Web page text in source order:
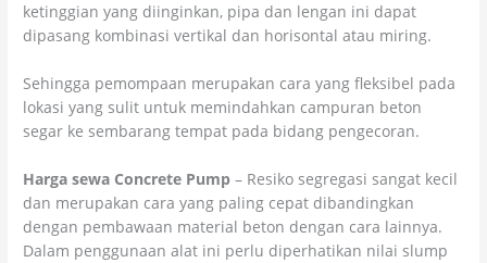
ketinggian yang diinginkan, pipa dan lengan ini dapat
dipasang kombinasi vertikal dan horisontal atau miring.
Sehingga pemompaan merupakan cara yang fleksibel pada
lokasi yang sulit untuk memindahkan campuran beton
segar ke sembarang tempat pada bidang pengecoran.
Harga sewa Concrete Pump – Resiko segregasi sangat kecil
dan merupakan cara yang paling cepat dibandingkan
dengan pembawaan material beton dengan cara lainnya.
Dalam penggunaan alat ini perlu diperhatikan nilai slump